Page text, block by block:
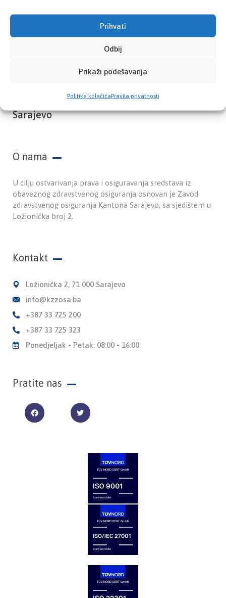
Prihvati
Odbij
Prikaži podešavanja
Politika kolačićaPravila privatnosti
Zavod zdravstvenog osiguranja Kantona
Sarajevo
O nama
U cilju ostvarivanja prava i osiguravanja sredstava iz
obaveznog zdravstvenog osiguranja osnovan je Zavod
zdravstvenog osiguranja Kantona Sarajevo, sa sjedištem u
Ložionička broj 2.
Kontakt
Ložionička 2, 71 000 Sarajevo
info@kzzosa.ba
+387 33 725 200
+387 33 725 323
Ponedjeljak - Petak: 08:00 - 16:00
Pratite nas